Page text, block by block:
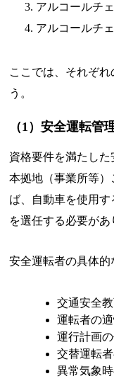
アルコールチ
アルコールチ
ここでは、それぞ
う。
（1）安全運転管
資格要件を満たし
本拠地（事業所等
ば、自動車を使用
を選任する必要があ
安全運転者の具体的
交通安全
運転者の
運行計画
交替運転
異常気象